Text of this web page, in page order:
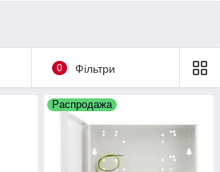
0 Фільтри
Распродажа